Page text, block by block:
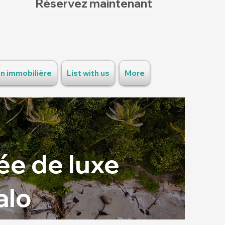
Réservez maintenant
immobilière List with us More
de luxe